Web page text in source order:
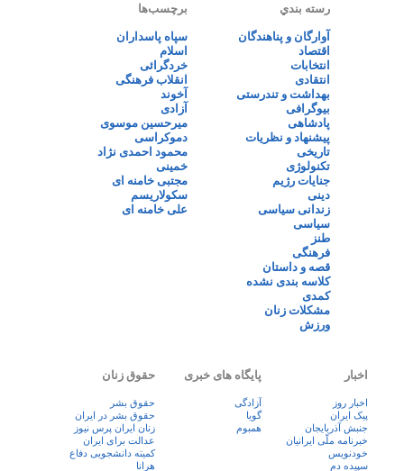
رسته بندي
آوارگان و پناهندگان
اقتصاد
انتخابات
انتقادی
بهداشت و تندرستی
بیوگرافی
پادشاهی
پیشنهاد و نظریات
تاریخی
تکنولوژی
جنایات رژیم
دینی
زندانی سیاسی
سیاسی
طنز
فرهنگی
قصه و داستان
کلاسه بندی نشده
کمدی
مشکلات زنان
ورزش
برچسب‌ها
سپاه پاسداران
اسلام
خردگرائی
انقلاب فرهنگی
آخوند
آزادی
میرحسین موسوی
دموکراسی
محمود احمدی نژاد
خمینی
مجتبی خامنه ای
سکولاریسم
علی خامنه ای
اخبار
اخبار روز
پيک ايران
جنبش آذربایجان
خبرنامه ملّی ایرانیان
خودنویس
سپیده دم
پایگاه های خبری
آزادگی
گویا
همبوم
حقوق زنان
حقوق بشر
حقوق بشر در ایران
زنان ايران پرس نيوز
عدالت برای ایران
کمیته دانشجویی دفاع
هرانا